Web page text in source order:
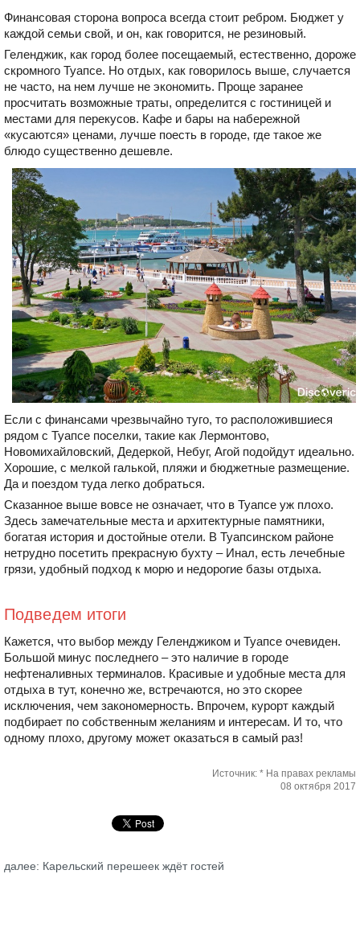
Финансовая сторона вопроса всегда стоит ребром. Бюджет у
каждой семьи свой, и он, как говорится, не резиновый.
Геленджик, как город более посещаемый, естественно, дороже
скромного Туапсе. Но отдых, как говорилось выше, случается
не часто, на нем лучше не экономить. Проще заранее
просчитать возможные траты, определится с гостиницей и
местами для перекусов. Кафе и бары на набережной
«кусаются» ценами, лучше поесть в городе, где такое же
блюдо существенно дешевле.
Если с финансами чрезвычайно туго, то расположившиеся
рядом с Туапсе поселки, такие как Лермонтово,
Новомихайловский, Дедеркой, Небуг, Агой подойдут идеально.
Хорошие, с мелкой галькой, пляжи и бюджетные размещение.
Да и поездом туда легко добраться.
Сказанное выше вовсе не означает, что в Туапсе уж плохо.
Здесь замечательные места и архитектурные памятники,
богатая история и достойные отели. В Туапсинском районе
нетрудно посетить прекрасную бухту – Инал, есть лечебные
грязи, удобный подход к морю и недорогие базы отдыха.
Подведем итоги
Кажется, что выбор между Геленджиком и Туапсе очевиден.
Большой минус последнего – это наличие в городе
нефтеналивных терминалов. Красивые и удобные места для
отдыха в тут, конечно же, встречаются, но это скорее
исключения, чем закономерность. Впрочем, курорт каждый
подбирает по собственным желаниям и интересам. И то, что
одному плохо, другому может оказаться в самый раз!
Источник: * На правах рекламы
08 октября 2017
далее: Карельский перешеек ждёт гостей